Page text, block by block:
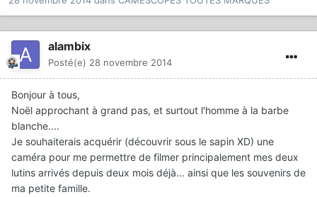
alambix
Posté(e) 28 novembre 2014
Bonjour à tous,
Noël approchant à grand pas, et surtout l'homme à la barbe
blanche....
Je souhaiterais acquérir (découvrir sous le sapin XD) une
caméra pour me permettre de filmer principalement mes deux
lutins arrivés depuis deux mois déjà... ainsi que les souvenirs de
ma petite famille.